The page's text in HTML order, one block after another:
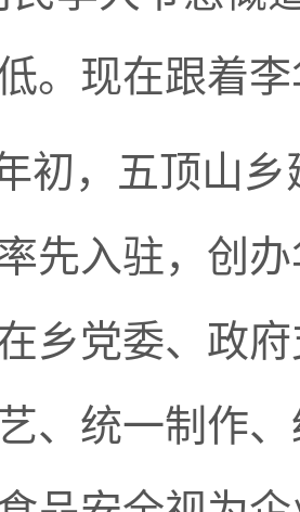
。现在跟着
初，五顶山
先入驻，创
乡党委、政
、统一制作